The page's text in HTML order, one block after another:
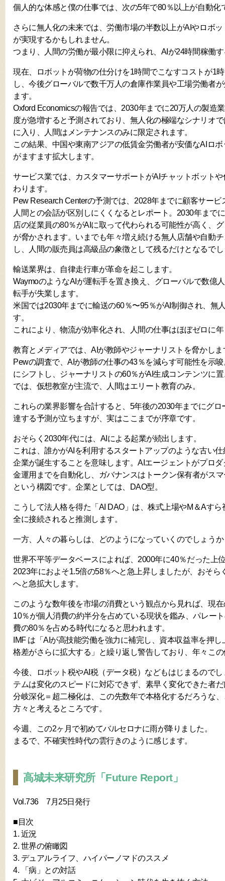
個人的な体感と僕の仕事では、次の5年で80％以上が自動化
さらに無人化の未来では、労働市場の半数以上がAIやロボ
が実現するかもしれません。
つまり、人間の労働が最小限に抑えられ、AIが24時間稼働
現在、ロボットが荷物の仕分けを1時間でこなすコストが1
し、今後グローバルで数千万人の倉庫作業員や工場労働者
ます。
Oxford Economicsの報告では、2030年までに20万人の製造
度が急増すると予測されており、無人化の極端なシナリオ
に入り、人間はメンテナンスのみに限定されます。
この結果、中国や東南アジアの低賃金労働者が安価なAIロ
がますます拡大します。
サービス業では、カスタマーサポートがAIチャットボット
わります。
Pew Research Centerの予測では、2028年までに顧客サー
人間との会話が区別しにくくなるとレポート。2030年まで
店の従業員の80％がAIに取って代わられる可能性が高く、
が脅かされます。いまでも年々増え続ける無人店舗や自動
し、人間の販売員は高級品の象徴として残るだけとなるで
輸送業界は、自律走行車が革命を起こします。
WaymoのようなAIが運転手を置き換え、グローバルで数億
転手が失業します。
米国では2030年までに輸送の60％〜95％がAI制御され、無
す。
これにより、物流が効率化され、人間の仕事はほぼゼロに
教育とメディアでは、AIが教師やジャーナリストを脅かしま
Pewの調査で、AIが教師の仕事の43％を減らす可能性を示
にシフトし、ジャーナリストの60％がAI生成コンテンツに
では、仮想教室が主流で、人間はエリート教育のみ。
これらの業界影響を合計すると、5年後の2030年までにグロ
達する予測が立ちますが、実はここまでが序章です。
おそらく2030年代には、AIによる起業が続出します。
これは、誰かがAIを利用するスタートアップのような古い
企業が誕生することを意味します。AIエージェントがプロ
金運用までを自動化し、ガバナンスはトークン保有者がス
という構図です。企業としては、DAO型。
こうして法人格を得た「AI DAO」は、株式上場やM＆Aす
全に接続されると推測します。
一方、人々の暮らしは、どのようになっていくのでしょう
世界不平等データベースによれば、2000年に40％だった上
2023年におよそ1.5倍の58％へと急上昇しましたが、おそら
へと急拡大します。
このような数年後を市場の消費という観点から見れば、現
10％が個人消費の約半分を占めている現状を鑑み、パレー
費の80％を占める時代になると思われます。
IMF は「AIが高技能労働を強力に補完し、資本収益率を押
格差がさらに拡大する」と繰り返し警告しており、年々こ
今後、ロボット税やAI税（データ税）などもはじまるので
テムは変化のスピードに対応できず、素早く変化できた者
分岐深化＝超二極化は、この先数年で本格化するだろうな
方々と考えるところです。
今週、この2ヶ月で初めてバルセロナに雨が降りました。
まるで、不確実性時代の雲行きのように感じます。
高城未来研究所「Future Report」
Vol.736 7月25日発行
■目次
1. 近況
2. 世界の俯瞰図
3. デュアルライフ、ハイパーノマドのススメ
4. 「病」との対話